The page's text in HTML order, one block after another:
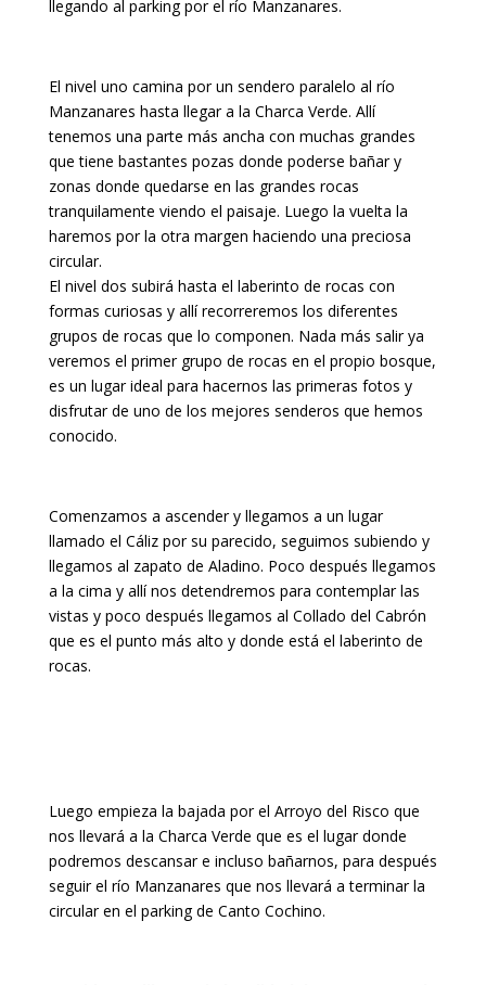
llegando al parking por el río Manzanares.
El nivel uno camina por un sendero paralelo al río
Manzanares hasta llegar a la Charca Verde. Allí
tenemos una parte más ancha con muchas grandes
que tiene bastantes pozas donde poderse bañar y
zonas donde quedarse en las grandes rocas
tranquilamente viendo el paisaje. Luego la vuelta la
haremos por la otra margen haciendo una preciosa
circular.
El nivel dos subirá hasta el laberinto de rocas con
formas curiosas y allí recorreremos los diferentes
grupos de rocas que lo componen. Nada más salir ya
veremos el primer grupo de rocas en el propio bosque,
es un lugar ideal para hacernos las primeras fotos y
disfrutar de uno de los mejores senderos que hemos
conocido.
Comenzamos a ascender y llegamos a un lugar
llamado el Cáliz por su parecido, seguimos subiendo y
llegamos al zapato de Aladino. Poco después llegamos
a la cima y allí nos detendremos para contemplar las
vistas y poco después llegamos al Collado del Cabrón
que es el punto más alto y donde está el laberinto de
rocas.
Luego empieza la bajada por el Arroyo del Risco que
nos llevará a la Charca Verde que es el lugar donde
podremos descansar e incluso bañarnos, para después
seguir el río Manzanares que nos llevará a terminar la
circular en el parking de Canto Cochino.